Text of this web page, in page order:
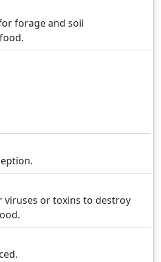
forage and soil
viruses or toxins to destroy